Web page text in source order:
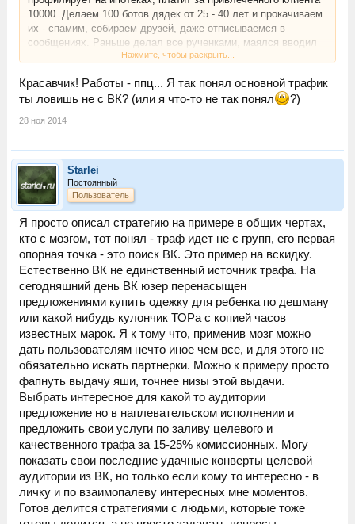
10000. Делаем 100 ботов дядек от 25 - 40 лет и прокачиваем
их - спамим, собираем друзей, даже отписываемся в
сообщениях. Раньше делал все рученками, маялся вводил
прокси в браузер. Теперь качаю спамом. Когда дядька
дядьки - ИПОТЕКА В ГОРОДЕ Н где пишем номер
вымышленного рег свидетельства, адрес офиса (с яндекса
прижился в группе. На 1 АК примерно 10 - 12 групп,
практически идентичных. Итого 100аков - 1200 групп с нашим
ключиком. Кто то может рассказать про закон Паретто или
как там его. Естественно это не работа, а работища, но
выхлоп не просто выхлоп а ВЫХЛОПИЩЕ. Покупными аками
качаю те, которые зареганы ручками и у которых есть личная
симка. Тему не считаю спаленной, так как заниматься по
такой схеме терпения хватит у едениц. Все хотят много и
сразу...
Нажмите, чтобы раскрыть...
Красавчик! Работы - ппц... Я так понял основной трафик
ты ловишь не с ВК? (или я что-то не так понял
?)
28 ноя 2014
Starlei
Постоянный
Пользователь
Я просто описал стратегию на примере в общих чертах,
кто с мозгом, тот понял - траф идет не с групп, его первая
опорная точка - это поиск ВК. Это пример на вскидку.
Естественно ВК не единственный источник трафа. На
сегодняшний день ВК юзер перенасыщен
предложениями купить одежку для ребенка по дешману
или какой нибудь кулончик ТОРа с копией часов
известных марок. Я к тому что, применив мозг можно
дать пользователям нечто иное чем все, и для этого не
обязательно искать партнерки. Можно к примеру просто
фапнуть выдачу яши, точнее низы этой выдачи.
Выбрать интересное для какой то аудитории
предложение но в наплевательском исполнении и
предложить свои услуги по заливу целевого и
качественного трафа за 15-25% комиссионных. Могу
показать свои последние удачные конверты целевой
аудитории из ВК, но только если кому то интересно - в
личку и по взаимопалеву интересных мне моментов.
Готов делится стратегиями с людьми, которые тоже